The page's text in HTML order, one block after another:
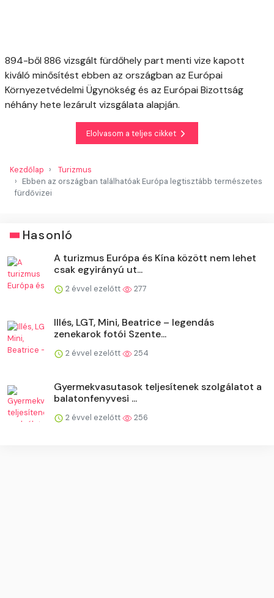
894-ből 886 vizsgált fürdőhely part menti vize kapott
kiváló minősítést ebben az országban az Európai
Környezetvédelmi Ügynökség és az Európai Bizottság
néhány hete lezárult vizsgálata alapján.
Elolvasom a teljes cikket
Kezdőlap
Turizmus
Ebben az országban találhatóak Európa legtisztább természetes
fürdővizei
Hasonló
A turizmus Európa és Kína között nem lehet
csak egyirányú ut...
2 évvel ezelőtt 277
Illés, LGT, Mini, Beatrice – legendás
zenekarok fotói Szente...
2 évvel ezelőtt 254
Gyermekvasutasok teljesítenek szolgálatot a
balatonfenyvesi ...
2 évvel ezelőtt 256